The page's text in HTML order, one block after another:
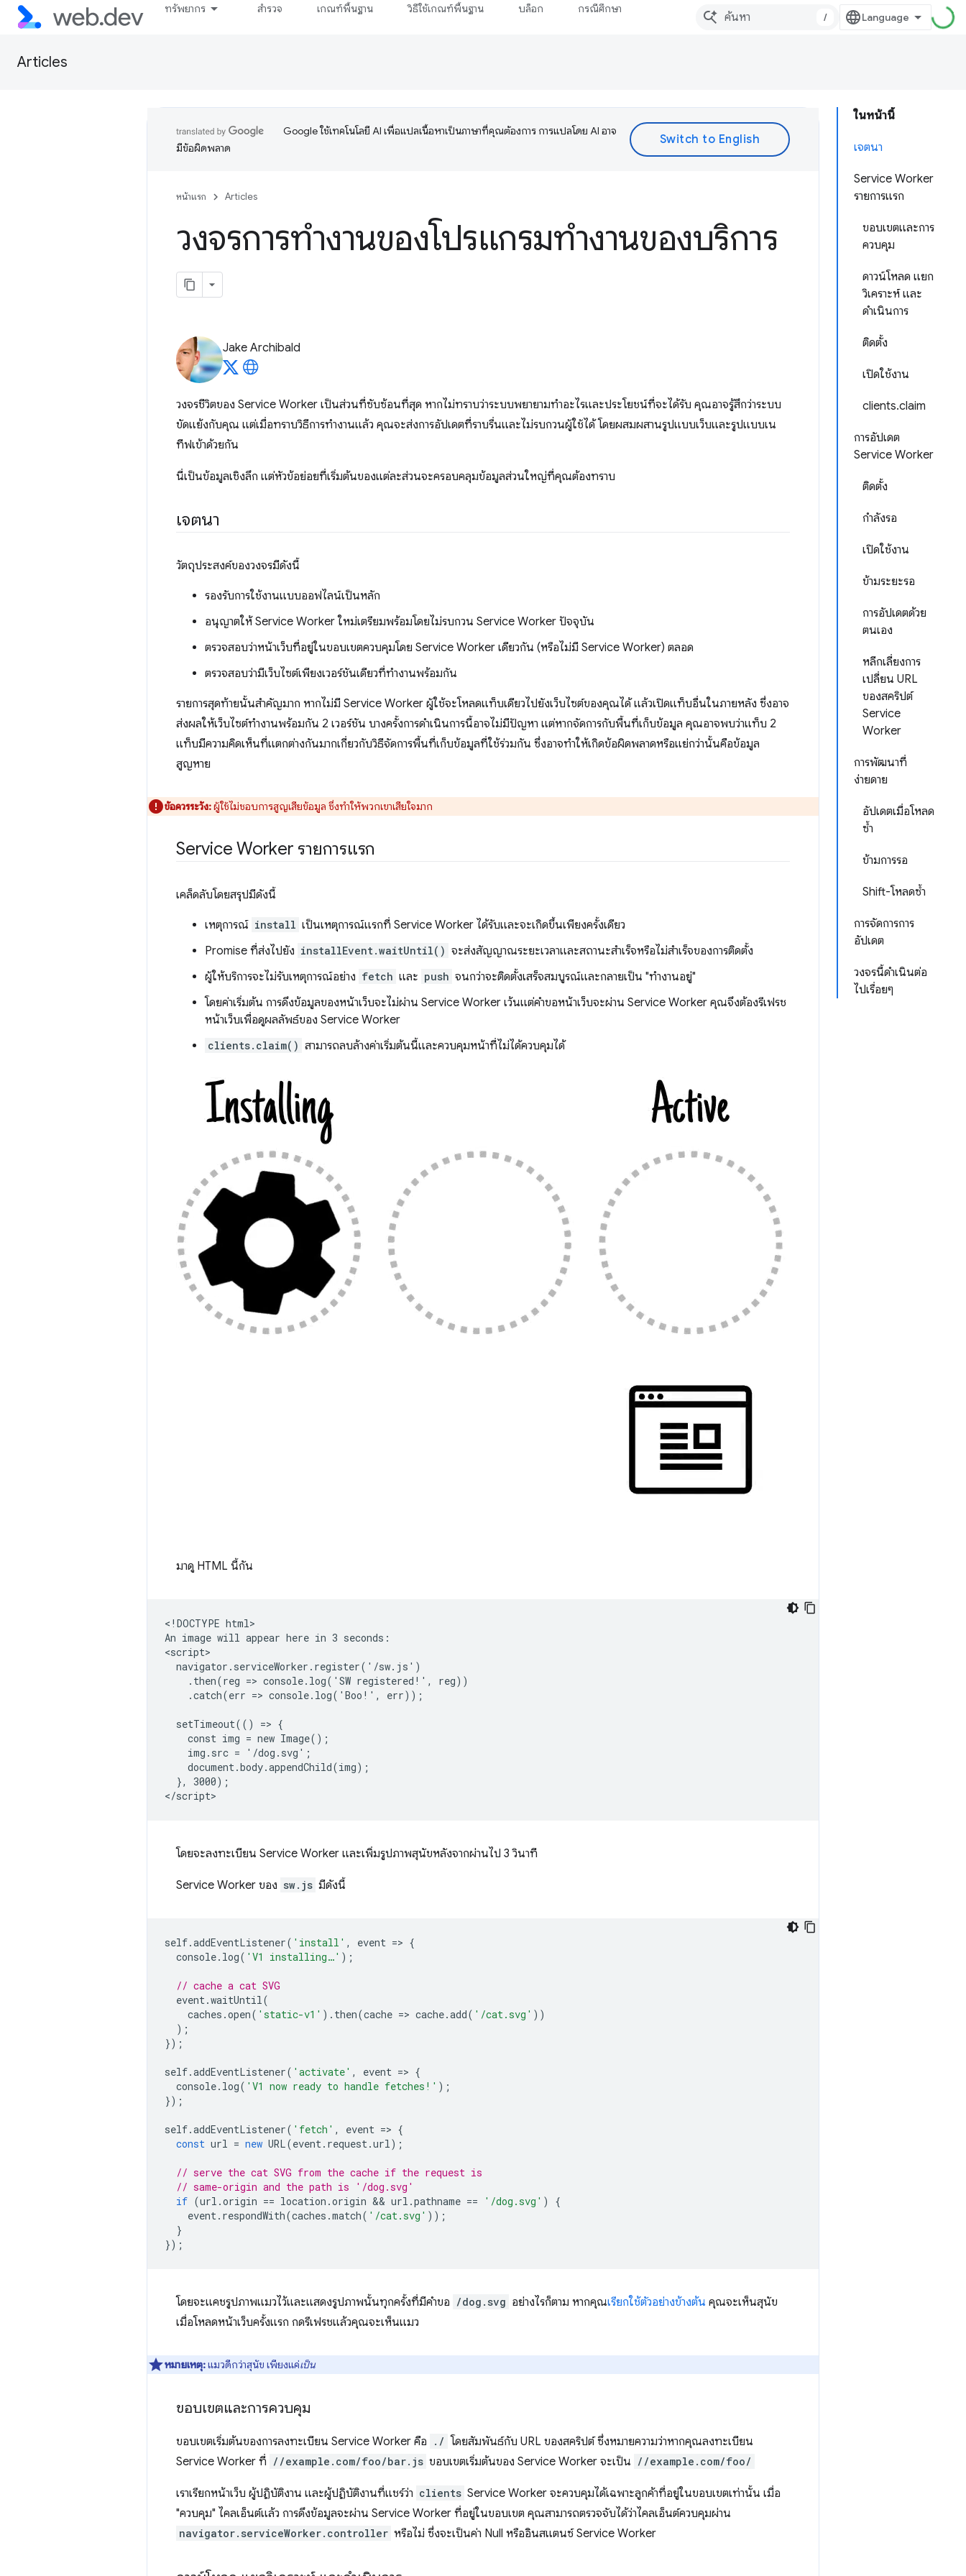
ทรัพยากร สำรวจ เกณฑ์พื้นฐาน วิธีใช้เกณฑ์พื้นฐาน บล็อก กรณีศึกษา
/
Articles
ในหน้านี้
เจตนา
Service Worker
รายการแรก
ขอบเขตและการ
ควบคุม
ดาวน์โหลด แยก
วิเคราะห์ และ
ดำเนินการ
ติดตั้ง
เปิดใช้งาน
clients.claim
การอัปเดต
Service Worker
ติดตั้ง
กำลังรอ
เปิดใช้งาน
ข้ามระยะรอ
การอัปเดตด้วย
ตนเอง
หลีกเลี่ยงการ
เปลี่ยน URL
ของสคริปต์
Service
Worker
การพัฒนาที่
ง่ายดาย
อัปเดตเมื่อโหลด
ซ้ำ
ข้ามการรอ
Shift-โหลดซ้ำ
การจัดการการ
อัปเดต
วงจรนี้ดำเนินต่อ
ไปเรื่อยๆ
Google ใช้เทคโนโลยี AI เพื่อแปลเนื้อหาเป็นภาษาที่คุณต้องการ การแปลโดย AI อาจ
มีข้อผิดพลาด
หน้าแรก Articles
วงจรการทำงานของโปรแกรมทำงานของบริการ
Jake Archibald
วงจรชีวิตของ Service Worker เป็นส่วนที่ซับซ้อนที่สุด หากไม่ทราบว่าระบบพยายามทําอะไรและประโยชน์ที่จะได้รับ คุณอาจรู้สึกว่าระบบ
ขัดแย้งกับคุณ แต่เมื่อทราบวิธีการทํางานแล้ว คุณจะส่งการอัปเดตที่ราบรื่นและไม่รบกวนผู้ใช้ได้ โดยผสมผสานรูปแบบเว็บและรูปแบบเน
ทีฟเข้าด้วยกัน
นี่เป็นข้อมูลเชิงลึก แต่หัวข้อย่อยที่เริ่มต้นของแต่ละส่วนจะครอบคลุมข้อมูลส่วนใหญ่ที่คุณต้องทราบ
เจตนา
วัตถุประสงค์ของวงจรมีดังนี้
รองรับการใช้งานแบบออฟไลน์เป็นหลัก
อนุญาตให้ Service Worker ใหม่เตรียมพร้อมโดยไม่รบกวน Service Worker ปัจจุบัน
ตรวจสอบว่าหน้าเว็บที่อยู่ในขอบเขตควบคุมโดย Service Worker เดียวกัน (หรือไม่มี Service Worker) ตลอด
ตรวจสอบว่ามีเว็บไซต์เพียงเวอร์ชันเดียวที่ทำงานพร้อมกัน
รายการสุดท้ายนั้นสำคัญมาก หากไม่มี Service Worker ผู้ใช้จะโหลดแท็บเดียวไปยังเว็บไซต์ของคุณได้ แล้วเปิดแท็บอื่นในภายหลัง ซึ่งอาจ
ส่งผลให้เว็บไซต์ทำงานพร้อมกัน 2 เวอร์ชัน บางครั้งการดำเนินการนี้อาจไม่มีปัญหา แต่หากจัดการกับพื้นที่เก็บข้อมูล คุณอาจพบว่าแท็บ 2
แท็บมีความคิดเห็นที่แตกต่างกันมากเกี่ยวกับวิธีจัดการพื้นที่เก็บข้อมูลที่ใช้ร่วมกัน ซึ่งอาจทำให้เกิดข้อผิดพลาดหรือแย่กว่านั้นคือข้อมูล
สูญหาย
ข้อควรระวัง:ผู้ใช้ไม่ชอบการสูญเสียข้อมูล ซึ่งทำให้พวกเขาเสียใจมาก
Service Worker รายการแรก
เคล็ดลับโดยสรุปมีดังนี้
เหตุการณ์ install เป็นเหตุการณ์แรกที่ Service Worker ได้รับและจะเกิดขึ้นเพียงครั้งเดียว
Promise ที่ส่งไปยัง installEvent.waitUntil() จะส่งสัญญาณระยะเวลาและสถานะสำเร็จหรือไม่สำเร็จของการติดตั้ง
ผู้ให้บริการจะไม่รับเหตุการณ์อย่าง fetch และ push จนกว่าจะติดตั้งเสร็จสมบูรณ์และกลายเป็น "ทำงานอยู่"
โดยค่าเริ่มต้น การดึงข้อมูลของหน้าเว็บจะไม่ผ่าน Service Worker เว้นแต่คำขอหน้าเว็บจะผ่าน Service Worker คุณจึงต้องรีเฟรช
หน้าเว็บเพื่อดูผลลัพธ์ของ Service Worker
clients.claim() สามารถลบล้างค่าเริ่มต้นนี้และควบคุมหน้าที่ไม่ได้ควบคุมได้
มาดู HTML นี้กัน
<!DOCTYPE html>
An image will appear here in 3 seconds:
<script>
  navigator.serviceWorker.register('/sw.js')
    .then(reg => console.log('SW registered!', reg))
    .catch(err => console.log('Boo!', err));
  setTimeout(() => {
    const img = new Image();
    img.src = '/dog.svg';
    document.body.appendChild(img);
  }, 3000);
โดยจะลงทะเบียน Service Worker และเพิ่มรูปภาพสุนัขหลังจากผ่านไป 3 วินาที
Service Worker ของ sw.js มีดังนี้
self.addEventListener( 'install' , event => {
console. log( 'V1 installing…' );
// cache a cat SVG
event.waitUntil(
caches .open( 'static-v1' ). then(cache => cache.add( '/cat.svg' ))
);
});
self.addEventListener( 'activate' , event => {
console. log( 'V1 now ready to handle fetches!' );
});
self.addEventListener( 'fetch' , event => {
const url = new URL(event. request.url);
// serve the cat SVG from the cache if the request is
// same-origin and the path is '/dog.svg'
if (url .origin == location .origin && url .pathname == '/dog.svg' )
{
event. respondWith(caches .match( '/cat.svg' ));
}
});
โดยจะแคชรูปภาพแมวไว้และแสดงรูปภาพนั้นทุกครั้งที่มีคําขอ /dog.svg อย่างไรก็ตาม หากคุณเรียกใช้ตัวอย่างข้างต้น คุณจะเห็นสุนัข
เมื่อโหลดหน้าเว็บครั้งแรก กดรีเฟรชแล้วคุณจะเห็นแมว
หมายเหตุ:แมวดีกว่าสุนัข เพียงแค่เป็น
ขอบเขตและการควบคุม
ขอบเขตเริ่มต้นของการลงทะเบียน Service Worker คือ ./ โดยสัมพันธ์กับ URL ของสคริปต์ ซึ่งหมายความว่าหากคุณลงทะเบียน
Service Worker ที่ //example.com/foo/bar.js ขอบเขตเริ่มต้นของ Service Worker จะเป็น //example.com/foo/
เราเรียกหน้าเว็บ ผู้ปฏิบัติงาน และผู้ปฏิบัติงานที่แชร์ว่า clients Service Worker จะควบคุมได้เฉพาะลูกค้าที่อยู่ในขอบเขตเท่านั้น เมื่อ
"ควบคุม" ไคลเอ็นต์แล้ว การดึงข้อมูลจะผ่าน Service Worker ที่อยู่ในขอบเขต คุณสามารถตรวจจับได้ว่าไคลเอ็นต์ควบคุมผ่าน
navigator.serviceWorker.controller หรือไม่ ซึ่งจะเป็นค่า Null หรืออินสแตนซ์ Service Worker